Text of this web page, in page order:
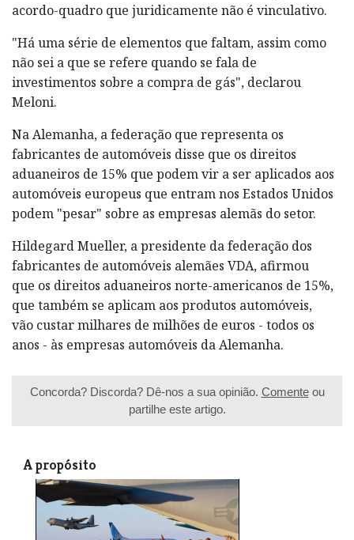
acordo-quadro que juridicamente não é vinculativo.
"Há uma série de elementos que faltam, assim como
não sei a que se refere quando se fala de
investimentos sobre a compra de gás", declarou
Meloni.
Na Alemanha, a federação que representa os
fabricantes de automóveis disse que os direitos
aduaneiros de 15% que podem vir a ser aplicados aos
automóveis europeus que entram nos Estados Unidos
podem "pesar" sobre as empresas alemãs do setor.
Hildegard Mueller, a presidente da federação dos
fabricantes de automóveis alemães VDA, afirmou
que os direitos aduaneiros norte-americanos de 15%,
que também se aplicam aos produtos automóveis,
vão custar milhares de milhões de euros - todos os
anos - às empresas automóveis da Alemanha.
Concorda? Discorda? Dê-nos a sua opinião. Comenteou
partilhe este artigo.
A propósito